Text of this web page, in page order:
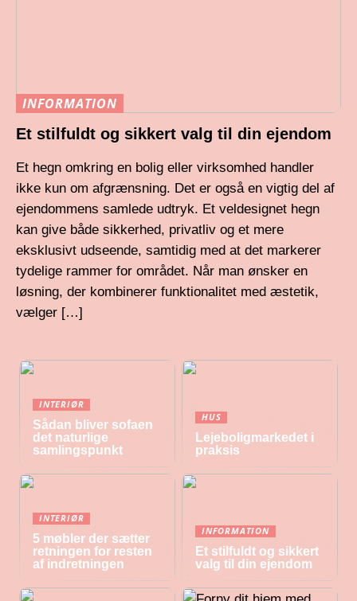
INFORMATION
Et stilfuldt og sikkert valg til din ejendom
Et hegn omkring en bolig eller virksomhed handler
ikke kun om afgrænsning. Det er også en vigtig del af
ejendommens samlede udtryk. Et veldesignet hegn
kan give både sikkerhed, privatliv og et mere
eksklusivt udseende, samtidig med at det markerer
tydelige rammer for området. Når man ønsker en
løsning, der kombinerer funktionalitet med æstetik,
vælger […]
INTERIØR
Sådan bliver sofaen
det naturlige
samlingspunkt
HUS
Lejeboligmarkedet i
praksis
INTERIØR
5 møbler der sætter
retningen for resten
af indretningen
INFORMATION
Et stilfuldt og sikkert
valg til din ejendom